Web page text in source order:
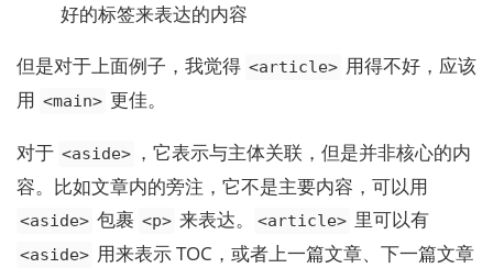
好的标签来表达的内容
但是对于上面例子，我觉得 <article> 用得不好，应该
用 <main> 更佳。
对于 <aside> ，它表示与主体关联，但是并非核心的内
容。比如文章内的旁注，它不是主要内容，可以用
<aside> 包裹 <p> 来表达。 <article> 里可以有
<aside> 用来表示 TOC，或者上一篇文章、下一篇文章